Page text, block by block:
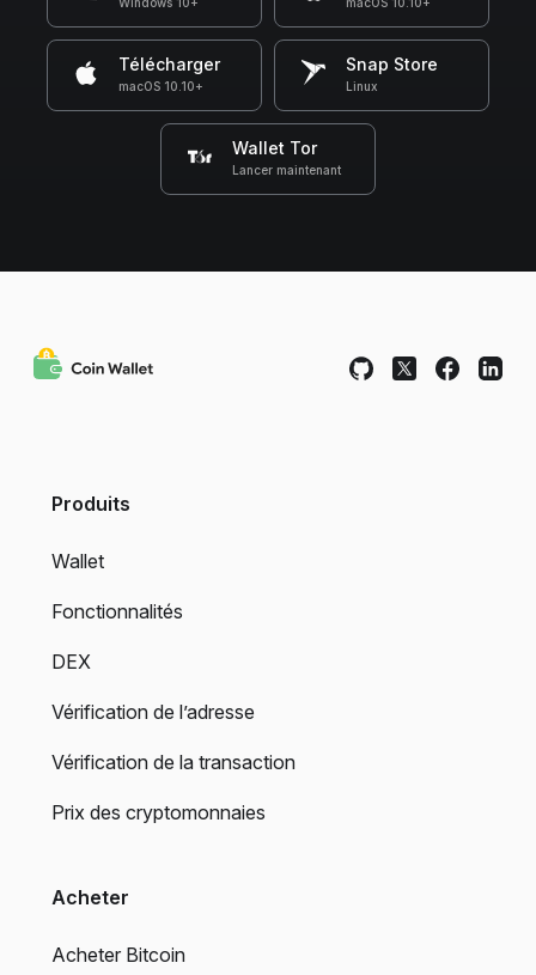
Télécharger
macOS 10.10+
Snap Store
Linux
Wallet Tor
Lancer maintenant
Produits
Wallet
Fonctionnalités
DEX
Vérification de l’adresse
Vérification de la transaction
Prix des cryptomonnaies
Acheter
Acheter Bitcoin